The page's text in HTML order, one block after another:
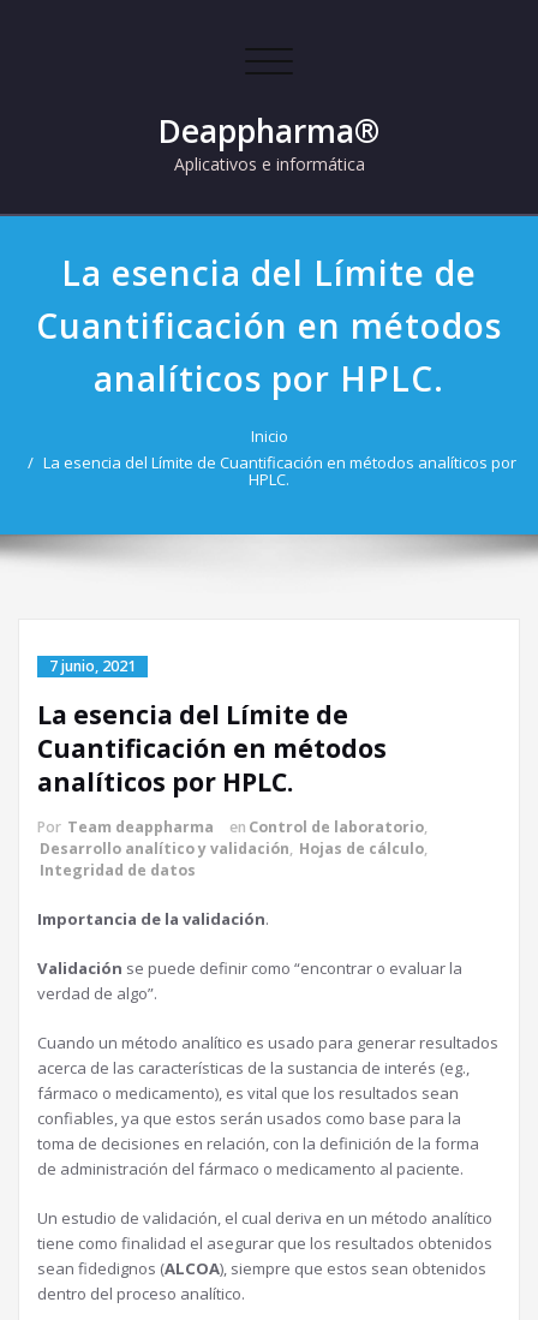
Cambiar
Deappharma®
Aplicativos e informática
La esencia del Límite de
Cuantificación en métodos
analíticos por HPLC.
Inicio
La esencia del Límite de Cuantificación en métodos analíticos por
HPLC.
7 junio, 2021
La esencia del Límite de
Cuantificación en métodos
analíticos por HPLC.
Por Team deappharma en Control de laboratorio,
Desarrollo analítico y validación, Hojas de cálculo,
Integridad de datos
Importancia de la validación.
Validación se puede definir como “encontrar o evaluar la
verdad de algo”.
Cuando un método analítico es usado para generar resultados
acerca de las características de la sustancia de interés (eg.,
fármaco o medicamento), es vital que los resultados sean
confiables, ya que estos serán usados como base para la
toma de decisiones en relación, con la definición de la forma
de administración del fármaco o medicamento al paciente.
Un estudio de validación, el cual deriva en un método analítico
tiene como finalidad el asegurar que los resultados obtenidos
sean fidedignos (ALCOA), siempre que estos sean obtenidos
dentro del proceso analítico.